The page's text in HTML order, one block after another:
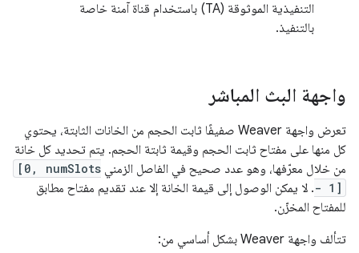
التنفيذية الموثوقة (TA) باستخدام قناة آمنة خاصة
بالتنفيذ.
واجهة البث المباشر
تعرض واجهة Weaver صفيفًا ثابت الحجم من الخانات الثابتة، يحتوي
كل منها على مفتاح ثابت الحجم وقيمة ثابتة الحجم. يتم تحديد كل خانة
من خلال معرّفها، وهو عدد صحيح في الفاصل الزمني [0, numSlots
- 1]. لا يمكن الوصول إلى قيمة الخانة إلا عند تقديم مفتاح مطابق
للمفتاح المخزّن.
تتألف واجهة Weaver بشكل أساسي من: